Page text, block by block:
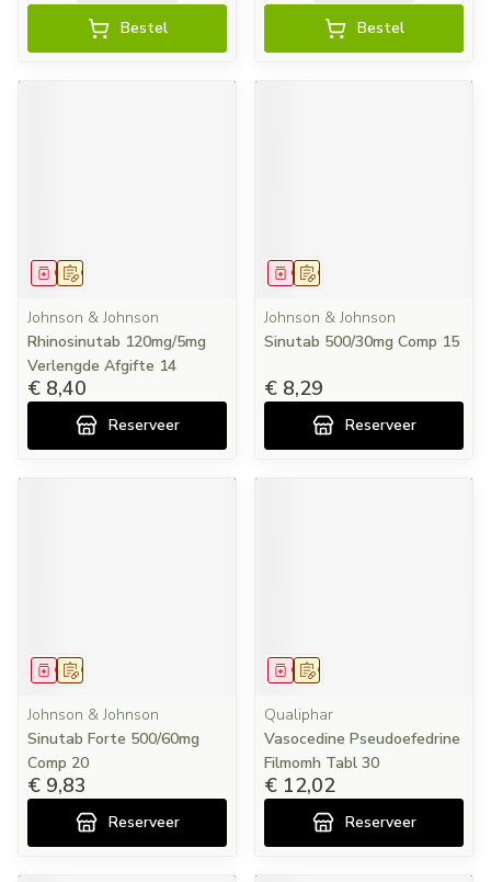
Bestel Bestel
Op voorschrift
Geneesmiddel
Johnson & Johnson
Rhinosinutab 120mg/5mg
Verlengde Afgifte 14
€ 8,40
Reserveer
Op voorschrift
Geneesmiddel
Johnson & Johnson
Sinutab 500/30mg Comp 15
€ 8,29
Reserveer
Op voorschrift
Geneesmiddel
Johnson & Johnson
Sinutab Forte 500/60mg
Comp 20
€ 9,83
Reserveer
Op voorschrift
Geneesmiddel
Qualiphar
Vasocedine Pseudoefedrine
Filmomh Tabl 30
€ 12,02
Reserveer